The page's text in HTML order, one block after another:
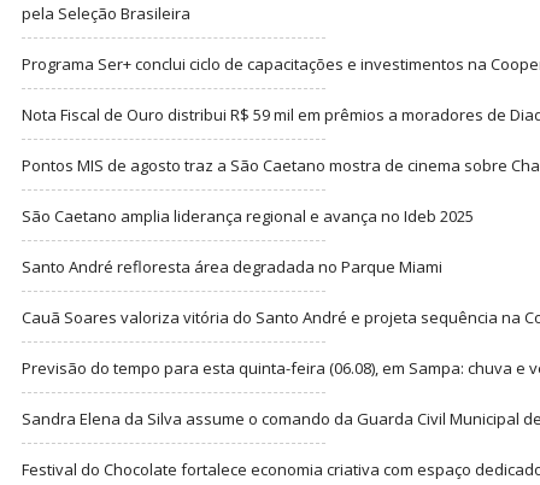
pela Seleção Brasileira
Programa Ser+ conclui ciclo de capacitações e investimentos na
Nota Fiscal de Ouro distribui R$ 59 mil em prêmios a moradores de
Pontos MIS de agosto traz a São Caetano mostra de cinema sobre
São Caetano amplia liderança regional e avança no Ideb 2025
Santo André refloresta área degradada no Parque Miami
Cauã Soares valoriza vitória do Santo André e projeta sequência na
Previsão do tempo para esta quinta-feira (06.08), em Sampa: chuva e
Sandra Elena da Silva assume o comando da Guarda Civil Municipal
Festival do Chocolate fortalece economia criativa com espaço